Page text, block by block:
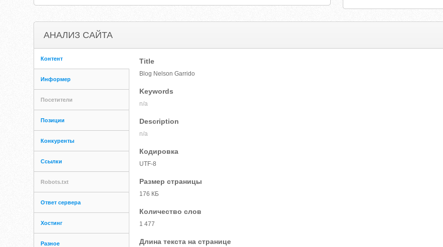
АНАЛИЗ САЙТА
Контент
Информер
Посетители
Позиции
Конкуренты
Ссылки
Robots.txt
Ответ сервера
Хостинг
Разное
Title
Blog Nelson Garrido
Keywords
n/a
Description
n/a
Кодировка
UTF-8
Размер страницы
176 КБ
Количество слов
1 477
Длина текста на странице